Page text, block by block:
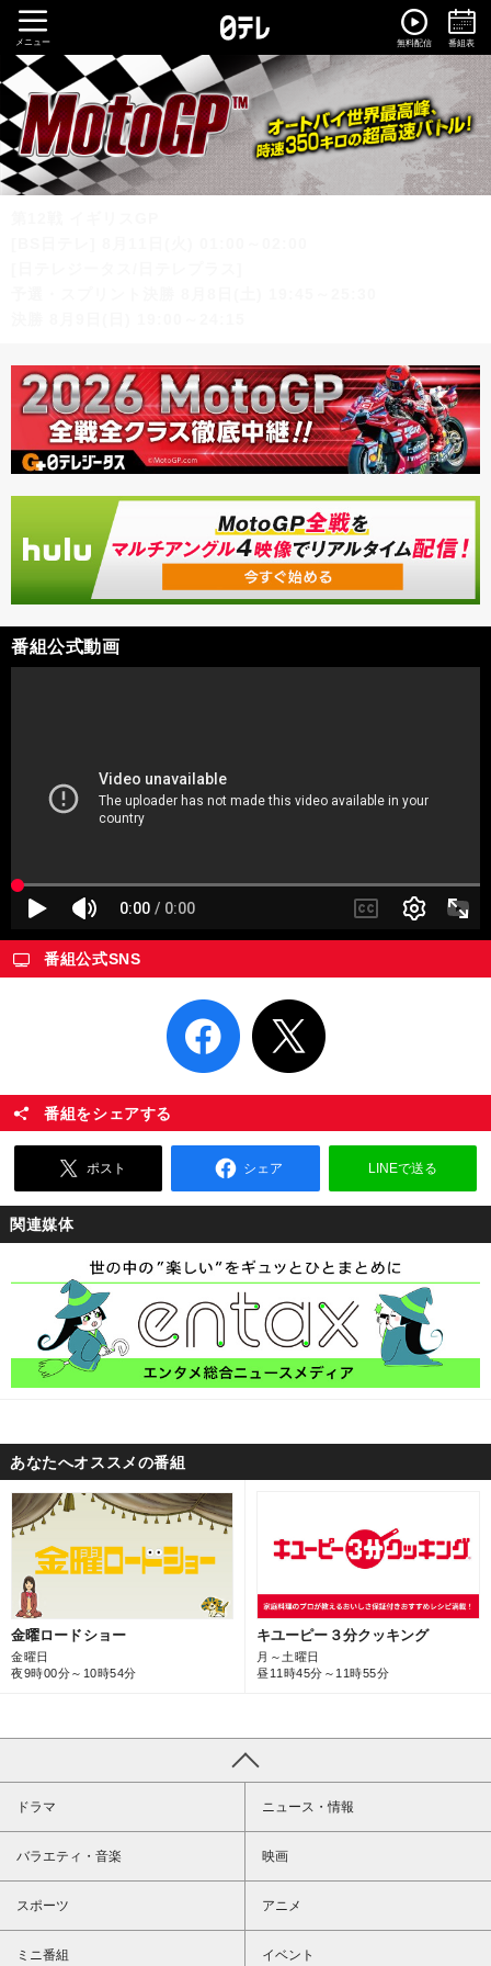
メニュー 無料配信 番組表
番組公式動画
番組公式SNS
番組をシェアする
ポスト シェア LINEで送る
関連媒体
あなたへオススメの番組
金曜ロードショー
金曜日
夜9時00分～10時54分
キユーピー３分クッキング
月～土曜日
昼11時45分～11時55分
ドラマ ニュース・情報
バラエティ・音楽 映画
スポーツ アニメ
ミニ番組 イベント